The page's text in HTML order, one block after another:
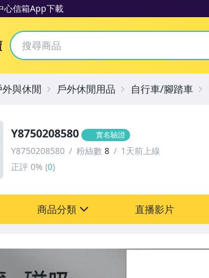
心信箱App下載
Yahoo拍賣
Y8750208580 實名驗證
Y8750208580 粉絲數 8
1天前上線
正評 0% (0)
商品分類 直播影片
與休閒 戶外休閒用品 自行車/腳踏車